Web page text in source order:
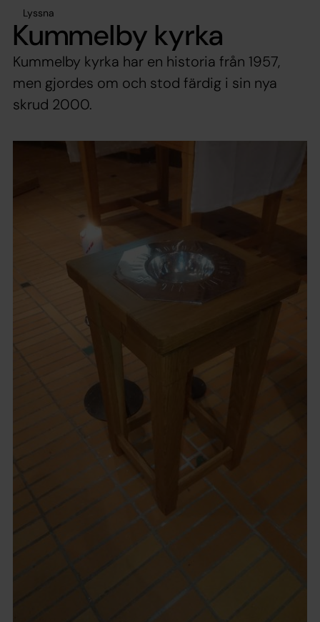
Lyssna
Kummelby kyrka
Kummelby kyrka har en historia från 1957,
men gjordes om och stod färdig i sin nya
skrud 2000.